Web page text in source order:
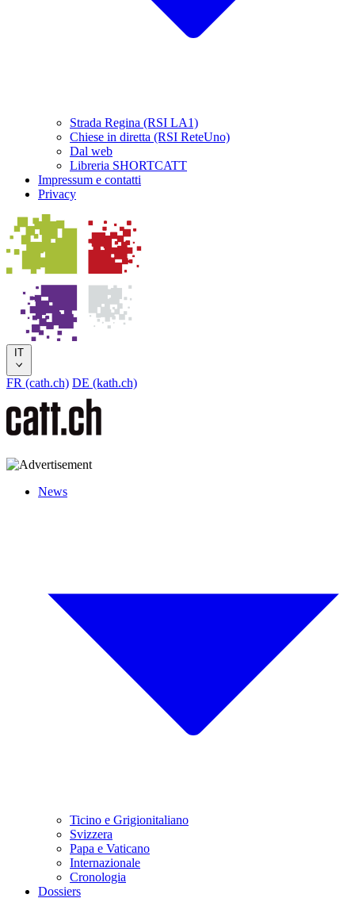
Strada Regina (RSI LA1)
Chiese in diretta (RSI ReteUno)
Dal web
Libreria SHORTCATT
Impressum e contatti
Privacy
IT
FR (cath.ch) DE (kath.ch)
News
Ticino e Grigionitaliano
Svizzera
Papa e Vaticano
Internazionale
Cronologia
Dossiers